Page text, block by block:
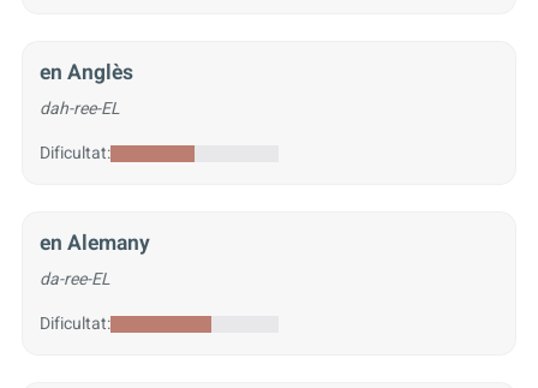
en Anglès
dah-ree-EL
Dificultat:
en Alemany
da-ree-EL
Dificultat: